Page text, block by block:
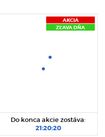
AKCIA
ZĽAVA DŇA
Do konca akcie zostáva:
21:20:20